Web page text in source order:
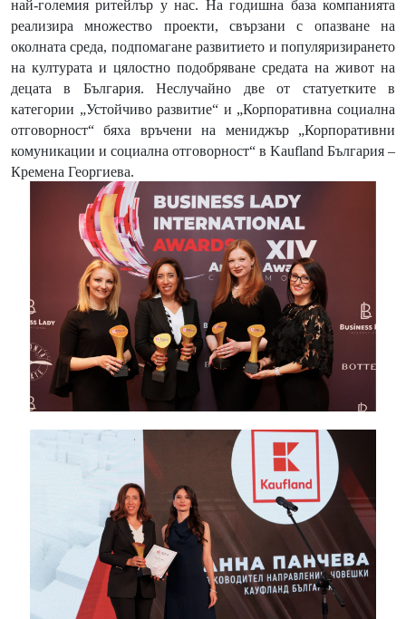
най-големия ритейлър у нас. На годишна база компанията
реализира множество проекти, свързани с опазване на
околната среда, подпомагане развитието и популяризирането
на културата и цялостно подобряване средата на живот на
децата в България. Неслучайно две от статуетките в
категории „Устойчиво развитие“ и „Корпоративна социална
отговорност“ бяха връчени на мениджър „Корпоративни
комуникации и социална отговорност“ в Kaufland България –
Кремена Георгиева.